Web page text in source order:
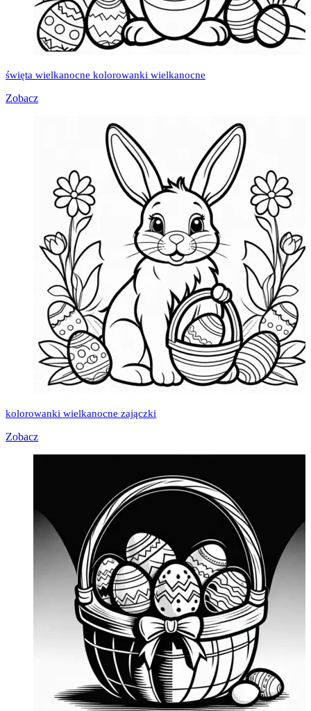
święta wielkanocne kolorowanki wielkanocne
Zobacz
kolorowanki wielkanocne zajączki
Zobacz